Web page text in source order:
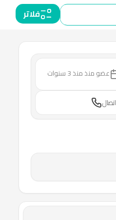
فلاتر
عضو منذمنذ 3 سنوات
اتصال